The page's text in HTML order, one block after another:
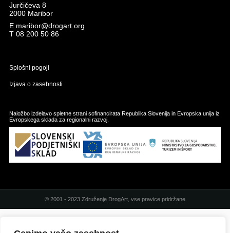
Jurčičeva 8
2000 Maribor
E maribor@drogart.org
T 08 200 50 86
Splošni pogoji
Izjava o zasebnosti
Naložbo izdelavo spletne strani sofinancirata Republika Slovenija in Evropska unija iz
Evropskega sklada za regionalni razvoj.
© 2001 - 2023 Združenje DrogArt, vse pravice pridržane